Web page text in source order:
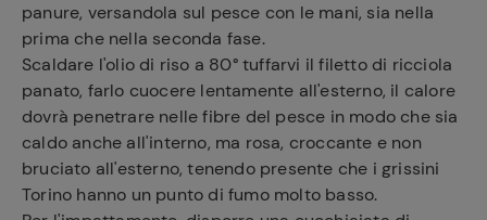
panure, versandola sul pesce con le mani, sia nella
prima che nella seconda fase.
Scaldare l'olio di riso a 80° tuffarvi il filetto di ricciola
panato, farlo cuocere lentamente all'esterno, il calore
dovrà penetrare nelle fibre del pesce in modo che sia
caldo anche all'interno, ma rosa, croccante e non
bruciato all'esterno, tenendo presente che i grissini
Torino hanno un punto di fumo molto basso.
Ricette
preferite